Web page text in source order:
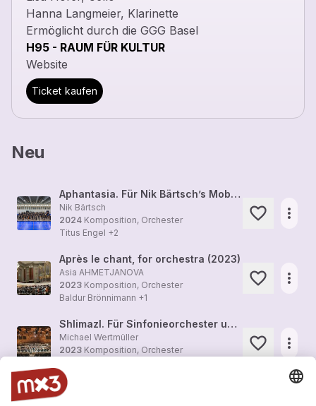
Hanna Langmeier, Klarinette
Ermöglicht durch die GGG Basel
H95 - RAUM FÜR KULTUR
Website
Ticket kaufen
Neu
Aphantasia. Für Nik Bärtsch’s Mobile und Orchester (2024)
Nik Bärtsch
2024 Komposition, Orchester
Titus Engel +2
more_horiz
Après le chant, for orchestra (2023)
Asia AHMETJANOVA
2023 Komposition, Orchester
Baldur Brönnimann +1
more_horiz
Shlimazl. Für Sinfonieorchester und Bigband (2023)
Michael Wertmüller
2023 Komposition, Orchester
more_horiz